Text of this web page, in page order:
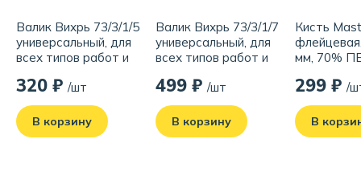
Валик Вихрь 73/3/1/5
универсальный, для
всех типов работ и
320 ₽ /шт
В корзину
Валик Вихрь 73/3/1/7
универсальный, для
всех типов работ и
499 ₽ /шт
В корзину
Кисть
мм, 70%
299 ₽ /
В